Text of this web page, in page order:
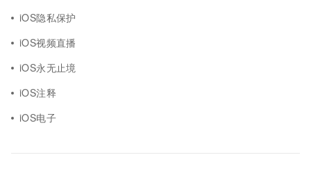
iOS隐私保护
iOS视频直播
iOS永无止境
iOS注释
iOS电子